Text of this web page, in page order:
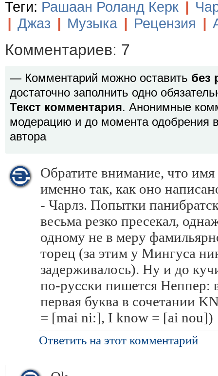
Теги: Рашаан Роланд Керк |
| Джаз | Музыка | Рецензия |
Комментариев: 7
— Комментарий можно оставить без
достаточно заполнить одно
Текст комментария. Анонимные
модерацию и до момента одобрения
автора
Обратите внимание, что
именно так, как оно
- Чарлз. Попытки
весьма резко пресекал,
одному не в меру
торец (за этим у Мингуса
задерживалось). Ну и до
по-русски пишется Неппер:
первая буква в сочетании
= [mai ni:], I know = [ai nou])
Ответить на этот комментарий